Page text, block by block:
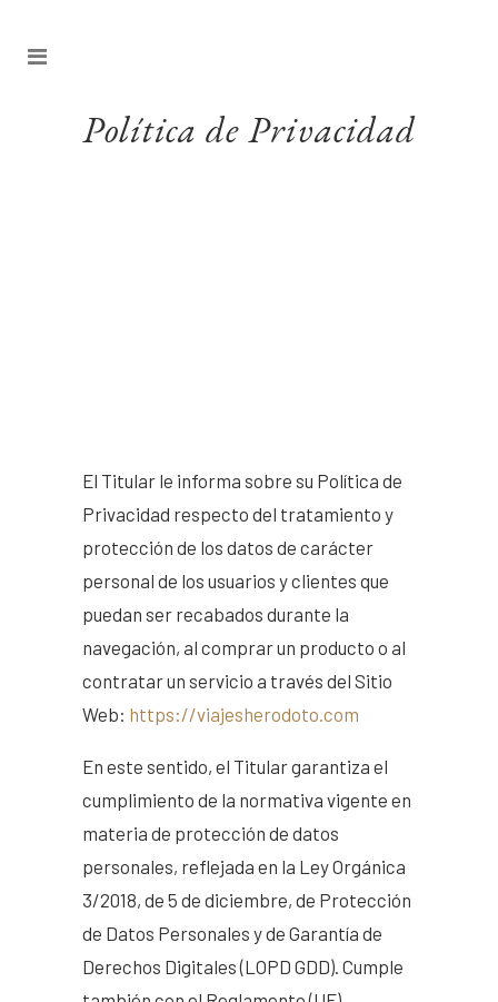
Política de Privacidad
El Titular le informa sobre su Política de
Privacidad respecto del tratamiento y
protección de los datos de carácter
personal de los usuarios y clientes que
puedan ser recabados durante la
navegación, al comprar un producto o al
contratar un servicio a través del Sitio
Web: https://viajesherodoto.com
En este sentido, el Titular garantiza el
cumplimiento de la normativa vigente en
materia de protección de datos
personales, reflejada en la Ley Orgánica
3/2018, de 5 de diciembre, de Protección
de Datos Personales y de Garantía de
Derechos Digitales (LOPD GDD). Cumple